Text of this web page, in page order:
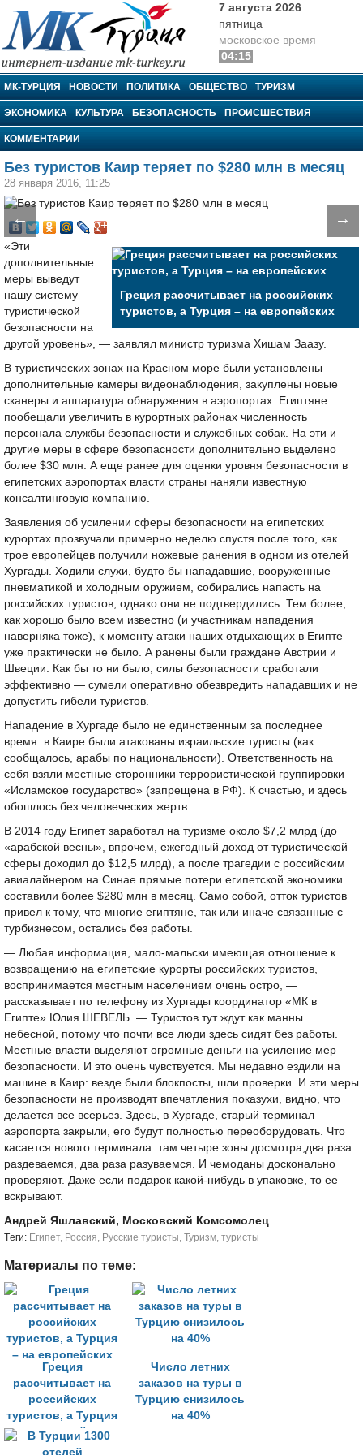
МК-Турция
7 августа 2026
пятница
московское время
04:15
МК-ТУРЦИЯ НОВОСТИ ПОЛИТИКА ОБЩЕСТВО ТУРИЗМ
ЭКОНОМИКА КУЛЬТУРА БЕЗОПАСНОСТЬ ПРОИСШЕСТВИЯ
КОММЕНТАРИИ
Без туристов Каир теряет по $280 млн в месяц
28 января 2016, 11:25
← →
Греция рассчитывает на российских
туристов, а Турция – на европейских
«Эти
дополнительные
меры выведут
нашу систему
туристической
безопасности на
другой уровень», — заявлял министр туризма Хишам Заазу.
В туристических зонах на Красном море были установлены
дополнительные камеры видеонаблюдения, закуплены новые
сканеры и аппаратура обнаружения в аэропортах. Египтяне
пообещали увеличить в курортных районах численность
персонала службы безопасности и служебных собак. На эти и
другие меры в сфере безопасности дополнительно выделено
более $30 млн. А еще ранее для оценки уровня безопасности в
египетских аэропортах власти страны наняли известную
консалтинговую компанию.
Заявления об усилении сферы безопасности на египетских
курортах прозвучали примерно неделю спустя после того, как
трое европейцев получили ножевые ранения в одном из отелей
Хургады. Ходили слухи, будто бы нападавшие, вооруженные
пневматикой и холодным оружием, собирались напасть на
российских туристов, однако они не подтвердились. Тем более,
как хорошо было всем известно (и участникам нападения
наверняка тоже), к моменту атаки наших отдыхающих в Египте
уже практически не было. А ранены были граждане Австрии и
Швеции. Как бы то ни было, силы безопасности сработали
эффективно — сумели оперативно обезвредить нападавших и не
допустить гибели туристов.
Нападение в Хургаде было не единственным за последнее
время: в Каире были атакованы израильские туристы (как
сообщалось, арабы по национальности). Ответственность на
себя взяли местные сторонники террористической группировки
«Исламское государство» (запрещена в РФ). К счастью, и здесь
обошлось без человеческих жертв.
В 2014 году Египет заработал на туризме около $7,2 млрд (до
«арабской весны», впрочем, ежегодный доход от туристической
сферы доходил до $12,5 млрд), а после трагедии с российским
авиалайнером на Синае прямые потери египетской экономики
составили более $280 млн в месяц. Само собой, отток туристов
привел к тому, что многие египтяне, так или иначе связанные с
турбизнесом, остались без работы.
— Любая информация, мало-мальски имеющая отношение к
возвращению на египетские курорты российских туристов,
воспринимается местным населением очень остро, —
рассказывает по телефону из Хургады координатор «МК в
Египте» Юлия ШЕВЕЛЬ. — Туристов тут ждут как манны
небесной, потому что почти все люди здесь сидят без работы.
Местные власти выделяют огромные деньги на усиление мер
безопасности. И это очень чувствуется. Мы недавно ездили на
машине в Каир: везде были блокпосты, шли проверки. И эти меры
безопасности не производят впечатления показухи, видно, что
делается все всерьез. Здесь, в Хургаде, старый терминал
аэропорта закрыли, его будут полностью переоборудовать. Что
касается нового терминала: там четыре зоны досмотра,два раза
раздеваемся, два раза разуваемся. И чемоданы досконально
проверяют. Даже если подарок какой-нибудь в упаковке, то ее
вскрывают.
Андрей Яшлавский, Московский Комсомолец
Tеги: Египет, Россия, Русские туристы, Туризм, туристы
Материалы по теме:
Греция
рассчитывает на
российских
туристов, а Турция
– на европейских
Число летних
заказов на туры в
Турцию снизилось
на 40%